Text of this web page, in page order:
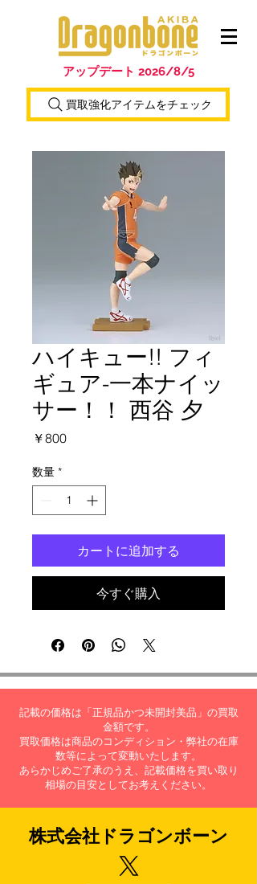
アップデート 2026/8/5
買取強化アイテムをチェック
ハイキュー!! フィ
ギュア-一本ナイッ
サー！！ 西谷 夕
￥800価
数量 *
カートに追加する
今すぐ購入
記載の価格は「正規品かつ未開封美品」の買取
金額です。
買取価格は商品のコンディション・弊社の在庫
数等によって変動いたします。
あらかじめご了承のうえ、記載価格を買い取り
相場の目安としてお考えください。
株式会社​ドラゴンボーン